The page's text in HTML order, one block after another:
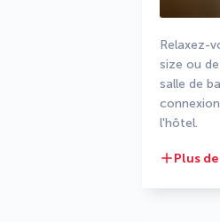
Relaxez-
size ou
salle de
l'hôtel.
Plus